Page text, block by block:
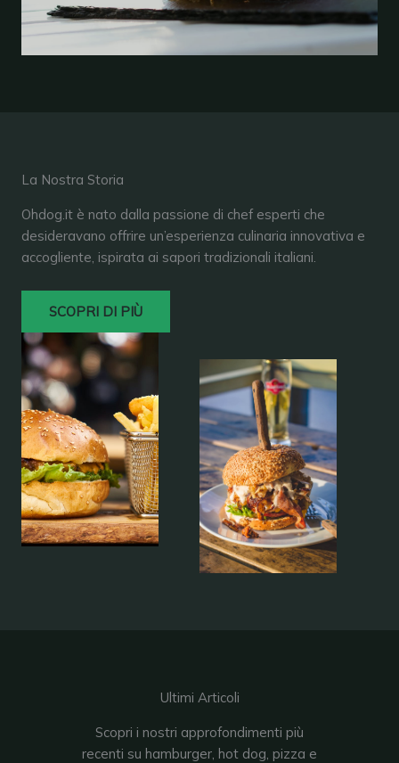
La Nostra Storia
Ohdog.it è nato dalla passione di chef esperti che
desideravano offrire un’esperienza culinaria innovativa e
accogliente, ispirata ai sapori tradizionali italiani.
SCOPRI DI PIÙ
Ultimi Articoli
Scopri i nostri approfondimenti più
recenti su hamburger, hot dog, pizza e